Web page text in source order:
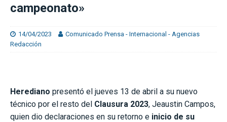
campeonato»
14/04/2023
Comunicado Prensa - Internacional - Agencias
Redacción
Herediano presentó el jueves 13 de abril a su nuevo
técnico por el resto del Clausura 2023, Jeaustin Campos,
quien dio declaraciones en su retorno e inicio de su